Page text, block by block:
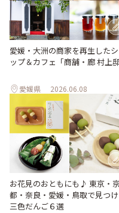
愛媛・大洲の商家を再生した
ップ＆カフェ「商舗・廊 村上邸
愛媛県 2026.06.08
お花見のおともにも♪ 東京・
都・奈良・愛媛・鳥取で見つ
三色だんご６選